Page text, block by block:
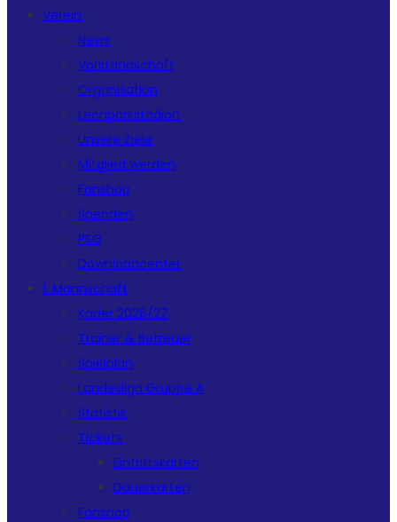
Verein
News
Vorstandschaft
Organisation
Lechparkstadion
Unsere Ziele
Mitglied werden
Fanshop
Spenden
PSG
Downloadcenter
1. Mannschaft
Kader 2026/27
Trainer & Betreuer
Spielplan
Landesliga Gruppe A
Statistik
Tickets
Eintrittskarten
Dauerkarten
Fanshop